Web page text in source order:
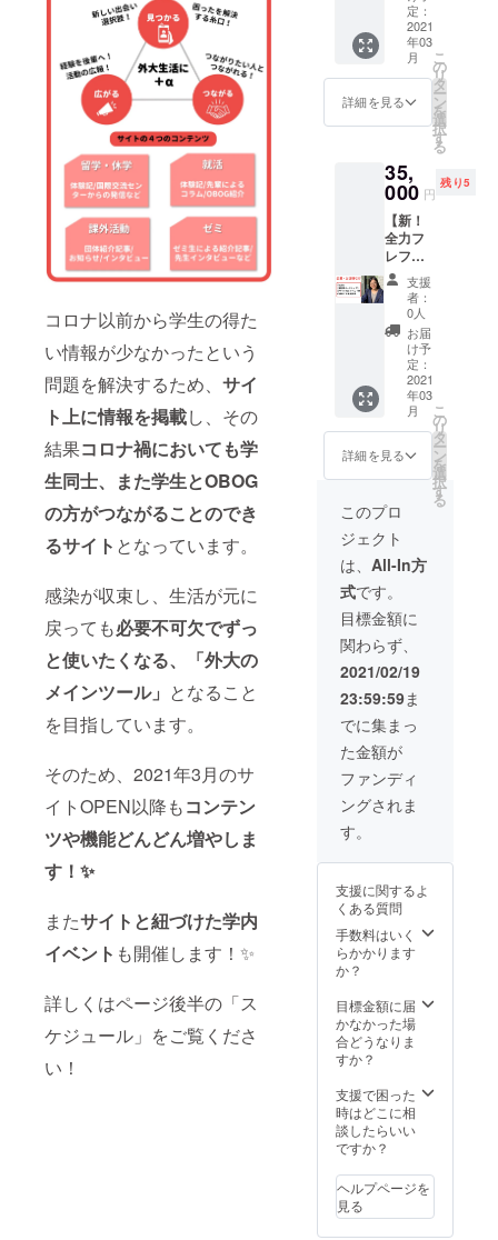
コロナ以前から学生の得た
い情報が少なかったという
問題を解決するため、 サイ
ト上に情報を掲載し、その
結果コロナ禍においても学
生同士、また学生とOBOG
の方がつながることのでき
るサイト となっています。
感染が収束し、生活が元に
戻っても必要不可欠でずっ
と使いたくなる、「外大の
メインツール」 となること
を目指しています。
そのため、2021年3月のサ
イトOPEN以降もコンテン
ツや機能どんどん増やしま
す！✨
またサイトと紐づけた学内
イベント も開催します！✨
詳しくはページ後半の「ス
ケジュール」をご覧くださ
い！
る記事
内に掲
載する
予定で
当団体
主催の
資料と
は、オ
フライ
ン時は
紙媒体
もしく
はパ
ワーポ
イント
のスラ
イド、
オンラ
イン時
はパ
のスラ
イド、
ます。
意の
ページ
に飛ぶ
ように
きま
す。 ・
ご支援
があっ
た場合
は、２
名様以
上の広
告の中
から常
にひと
つ表示
され、
それは
ランダ
ムに表
示され
・ご希
望の方
ンサー
として
お名前
を
KCUFS
+サイト
内およ
び、イ
ベント
時の資
料に掲
載させ
ていた
だきま
す。 ※
サイト
内にお
名前を
は、
「KCUF
S＋と
は？」
という
様なサ
紹介す
る記事
内に掲
す。 ※
当団体
主催の
イベン
ト時の
資料と
フライ
像での
お名前
掲載も
可能で
す。そ
ちらを
考欄に
「画
ご記入
くださ
い。】
【⚠領
収書が
必要な
方はそ
の旨を
備考欄
に記入
してく
ださ
詳細①
広告に
▼ ・期
2021年
3月9日
年3月8
日
（2022
年3月9
日以降
も掲載
を希望
される
場合
は、再
度お申
込みを
お願い
す。）
・サイ
ズ： 縦
横比2:5
・掲載
場所：
ション
ページ
トップ
ション
ページ
は４つ
のコン
ごとに
ジ用意
ポン
サーと
してお
名前掲
載 ※先
着3名
【⚠支
援時、
必ず備
考欄に
ご希望
のお名
前をご
記入く
ださ
い。希
望され
ない場
合は
「希望
しな
い」と
ご記入
た、ロ
など画
像での
お名前
掲載も
可能で
す。そ
ちらを
希望さ
合は備
考欄に
「画
像」と
ご記入
くださ
い。】
必要な
方はそ
の旨を
備考欄
に記入
してく
詳細
①②広
告につ
間：
2021年
3月9日
～2022
日
（2022
年3月9
ページ
検索窓
下に広
告を表
示 ②
トップ
ページ
以外の
ジに広
告を表
示 ③サ
イト内
及びイ
ベント
時の資
料にス
ポン
サーと
してお
名前掲
載 ※先
着3名
様
※3/9か
ら1年間
必ず備
考欄に
ご希望
のお名
前をご
記入く
ださ
い。希
望され
ない場
合は
「希望
しな
い」と
ご記入
くださ
い。】
詳細▼
プペー
窓下に
サイズ
縦横比
1:6の広
す。 ・
トップ
ページ
ジ（携
帯では
ページ
下部
ソコン
では右
側）に
広告を
定：
2021
年03
月
詳細を見る
こ
の
リ
タ
ー
ン
を
選
択
す
る
35,
000 円
残り5
【新！
全力フ
レフレ
外大生
コー
ス】 ①
各記事
ページ
トップ
に広告
を表示
②サイ
ト内及
びイベ
ント時
の資料
にスポ
ンサー
として
お名前
掲載 ※
先着5名
様
※3/9か
ら1年間
【⚠支
援時、
必ず備
考欄に
ご希望
のお名
前をご
記入く
ださ
ない場
「希望
しな
い」と
ご記入
くださ
た、ロ
ゴ画像
など画
像での
掲載も
可能で
す。そ
ちらを
れる場
合は備
考欄に
「画
支援
者：
0人
お届
け予
定：
2021
年03
月
詳細を見る
こ
の
リ
タ
ー
ン
を
選
択
す
る
このプロ
ジェクト
は、 All-In方
式です。
目標金額に
関わらず、
2021/02/19
23:59:59ま
でに集まっ
た金額が
ファンディ
ングされま
す。
支援に関するよ
くある質問
手数料はいく
らかかります
か？
目標金額に届
かなかった場
合どうなりま
すか？
支援で困った
時はどこに相
談したらいい
ですか？
ヘルプページを
見る